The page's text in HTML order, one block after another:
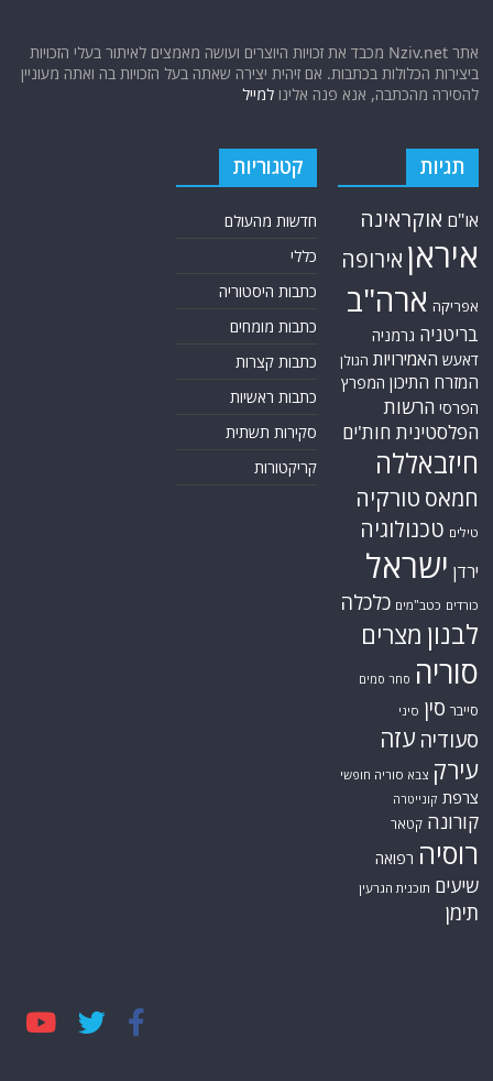
אתר Nziv.net מכבד את זכויות היוצרים ועושה מאמצים לאיתור בעלי הזכויות
ביצירות הכלולות בכתבות. אם זיהית יצירה שאתה בעל הזכויות בה ואתה מעוניין
להסירה מהכתבה, אנא פנה אלינולמייל
תגיות
או"ם אוקראינה
איראן אירופה
אפריקה ארה"ב
בריטניה גרמניה
דאעש האמירויות הגולן
המזרח התיכון המפרץ
הפרסי הרשות
הפלסטינית חות'ים
חיזבאללה
חמאס טורקיה
טילים טכנולוגיה
ירדן ישראל
כורדים כטב"מים כלכלה
לבנון מצרים
סוריה סחר סמים
סייבר סין סיני
סעודיה עזה
עירק צבא סוריה חופשי
צרפת קונייטרה
קורונה קטאר
רוסיה רפואה
שיעים תוכנית הגרעין
תימן
קטגוריות
חדשות מהעולם
כללי
כתבות היסטוריה
כתבות מומחים
כתבות קצרות
כתבות ראשיות
סקירות תשתית
קריקטורות